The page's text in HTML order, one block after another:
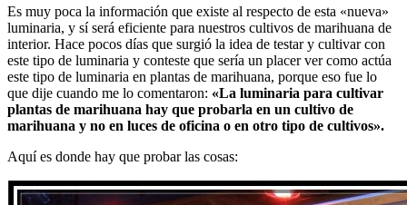
Es muy poca la información que existe al respecto de esta «nueva»
luminaria, y sí será eficiente para nuestros cultivos de marihuana de
interior. Hace pocos días que surgió la idea de testar y cultivar con
este tipo de luminaria y conteste que sería un placer ver como actúa
este tipo de luminaria en plantas de marihuana, porque eso fue lo
que dije cuando me lo comentaron: «La luminaria para cultivar
plantas de marihuana hay que probarla en un cultivo de
marihuana y no en luces de oficina o en otro tipo de cultivos».
Aquí es donde hay que probar las cosas: